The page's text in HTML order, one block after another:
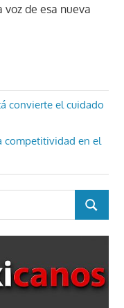
de esa nueva
convierte el cuidado
competitividad en el
BUSCAR